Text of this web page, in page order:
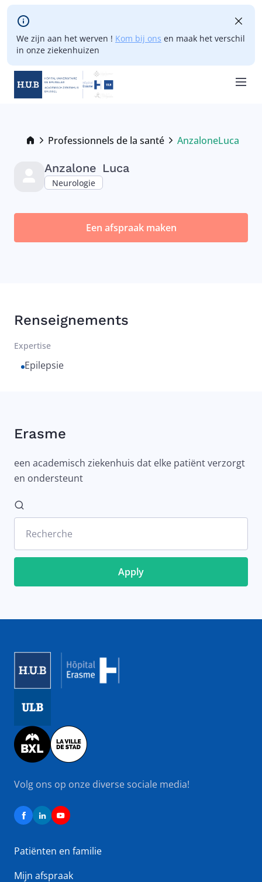
Skip to main content
We zijn aan het werven ! Kom bij ons en maak het verschil
in onze ziekenhuizen
Breadcrumb
Professionnels de la santé
Current:
AnzaloneLuca
Anzalone Luca
Neurologie
Een afspraak maken
Renseignements
Expertise
Epilepsie
Erasme
een academisch ziekenhuis dat elke patiënt verzorgt
en ondersteunt
Recherche
Image
Volg ons op onze diverse sociale media!
Patiënten en familie
Mijn afspraak